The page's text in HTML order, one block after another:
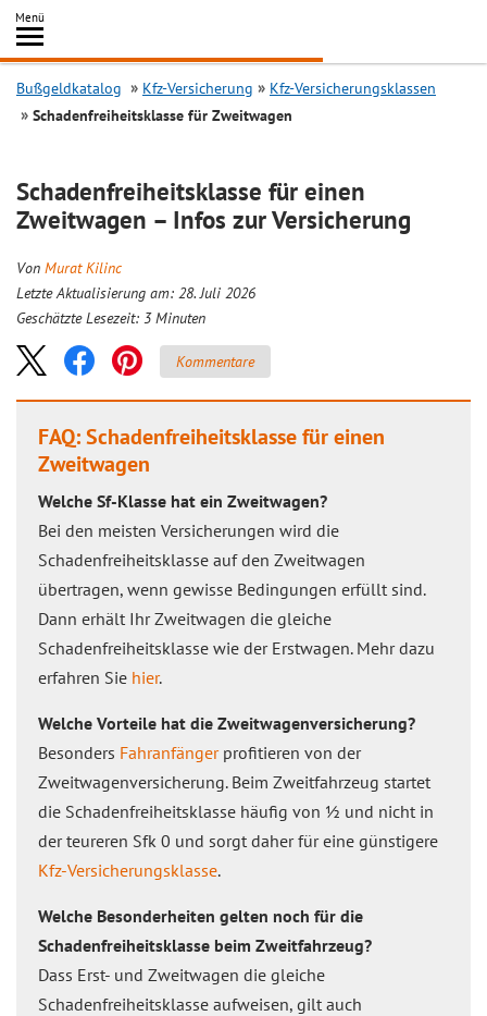
Inhalt
springen
Menü
Search
Bußgeldkatalog Kfz-Versicherung
Kfz-Versicherungsklassen
Schadenfreiheitsklasse für Zweitwagen
Schadenfreiheitsklasse für einen
Zweitwagen – Infos zur Versicherung
Von Murat Kilinc
Letzte Aktualisierung am: 28. Juli 2026
Geschätzte Lesezeit: 3 Minuten
Kommentare
FAQ: Schadenfreiheitsklasse für einen
Zweitwagen
Welche Sf-Klasse hat ein Zweitwagen?
Bei den meisten Versicherungen wird die
Schadenfreiheitsklasse auf den Zweitwagen
übertragen, wenn gewisse Bedingungen erfüllt sind.
Dann erhält Ihr Zweitwagen die gleiche
Schadenfreiheitsklasse wie der Erstwagen. Mehr dazu
erfahren Sie hier.
Welche Vorteile hat die Zweitwagenversicherung?
Besonders Fahranfängerprofitieren von der
Zweitwagenversicherung. Beim Zweitfahrzeug startet
die Schadenfreiheitsklasse häufig von ½ und nicht in
der teureren Sfk 0 und sorgt daher für eine günstigere
Kfz-Versicherungsklasse.
Welche Besonderheiten gelten noch für die
Schadenfreiheitsklasse beim Zweitfahrzeug?
Dass Erst- und Zweitwagen die gleiche
Schadenfreiheitsklasse aufweisen, gilt auch